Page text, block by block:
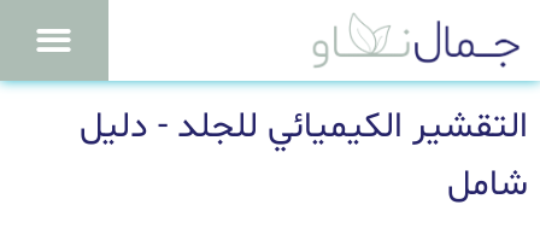
التقشير الكيميائي للجلد - دليل
شامل